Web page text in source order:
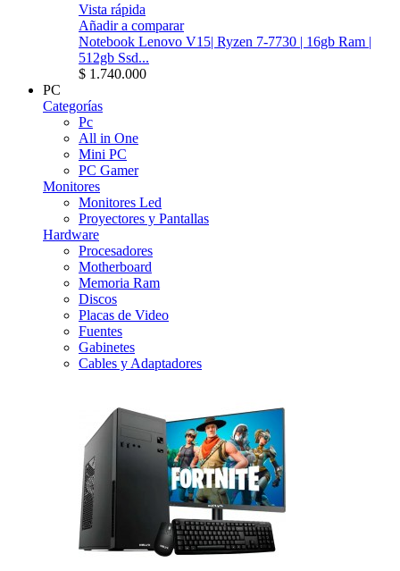
Vista rápida
Añadir a comparar
Notebook Lenovo V15| Ryzen 7-7730 | 16gb Ram |
512gb Ssd...
$ 1.740.000
PC
Categorías
Pc
All in One
Mini PC
PC Gamer
Monitores
Monitores Led
Proyectores y Pantallas
Hardware
Procesadores
Motherboard
Memoria Ram
Discos
Placas de Video
Fuentes
Gabinetes
Cables y Adaptadores